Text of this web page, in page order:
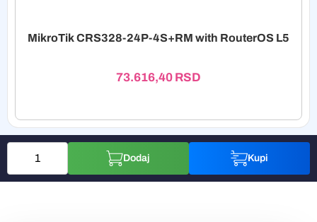
MikroTik CRS328-24P-4S+RM with RouterOS L5
73.616,40 RSD
Dodaj Kupi